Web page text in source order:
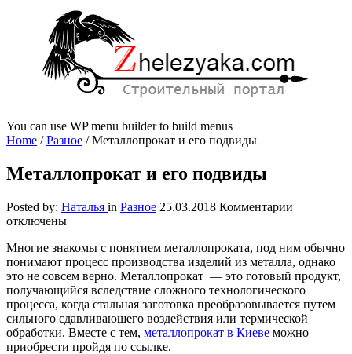
You can use WP menu builder to build menus
Home /Разное /Металлопрокат и его подвиды
Металлопрокат и его подвиды
Posted by: Наталья in Разное 25.03.2018 Комментарии
и
его
подвиды
отключены
Многие знакомы с понятием металлопроката, под ним обычно
понимают процесс производства изделий из металла, однако
это не совсем верно. Металлопрокат — это готовый продукт,
получающийся вследствие сложного технологического
процесса, когда стальная заготовка преобразовывается путем
сильного сдавливающего воздействия или термической
обработки. Вместе с тем, металлопрокат в Киеве можно
приобрести пройдя по ссылке.